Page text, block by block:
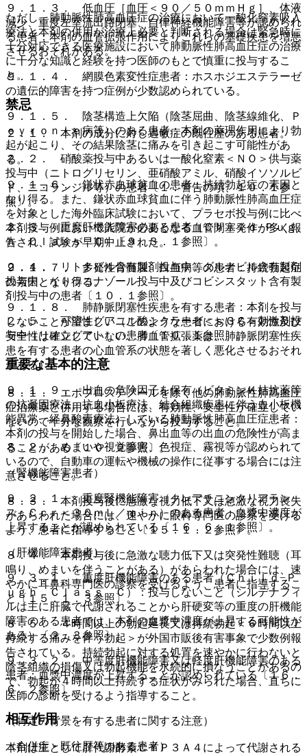
９．１．３． 低血圧［血圧＜９０／５０ｍｍＨｇ］、体液
減少、重度左室流出路閉塞、自律神経機能障害等が認められ
る患者：本剤の血管拡張作用によりこれらの基礎疾患を増悪
させるおそれがある。
９．１．４． 網膜色素変性症患者：ホスホジエステラーゼ
の遺伝的障害を持つ症例が少数認められている。
９．１．５． 陰茎構造上欠陥（陰茎屈曲、陰茎線維化、Ｐ
ｅｙｒｏｎｉｅ病等）のある患者：本剤の薬理作用により勃
起が起こり、その結果陰茎に痛みを引き起こす可能性があ
る。
９．１．６． 鎌状赤血球貧血の患者：持続勃起症の素因と
なり得る。また、鎌状赤血球貧血に伴う肺動脈性肺高血圧症
を対象とした海外臨床試験において、プラセボ投与例に比べ
本剤投与例において入院が必要となる血管閉塞発作が多く報
告され、試験が早期中止された。
９．１．７． 多発性骨髄腫、白血病等の患者：持続勃起症
の素因となり得る。
９．１．８． 肺静脈閉塞性疾患を有する患者：本剤を投与
しないことが望ましい（このような患者における有効性及び
安全性は確立していない、肺血管拡張薬は、肺静脈閉塞性疾
患を有する患者の心血管系の状態を著しく悪化させるおそれ
がある）。
９．１．９． 出血の危険因子を保有（ビタミンＫ拮抗薬等
の抗凝固療法、抗血小板療法、結合組織疾患に伴う血小板機
能異常、経鼻酸素療法）している肺動脈性肺高血圧症患者：
本剤の投与を開始した場合、鼻出血等の出血の危険性が高ま
ることがある〔１０．２参照〕。
（腎機能障害患者）
９．２．１． 重度腎機能障害（クレアチニンクリアラン
ス：Ｃｃｒ＜３０ｍＬ／ｍｉｎ）のある患者：血漿中濃度が
上昇することが認められている〔１６．６．１参照〕。
（肝機能障害患者）
９．３．１． 重度肝機能障害のある患者（Ｃｈｉｌｄ−Ｐ
ｕｇｈ Ｃｌａｓｓ Ｃ）：投与しないこと（シルデナフィ
ルは主に肝臓で代謝されることから肝硬変等の重度の肝機能
障害のある患者では、本剤の血漿中濃度が上昇する可能性が
ある）〔２．３参照〕。
９．３．２． 中等度肝機能障害又は軽度肝機能障害のある
患者：血漿中濃度が上昇することが認められている〔１６．
６．２参照〕。
相互作用
本剤は主として肝代謝酵素ＣＹＰ３Ａ４によって代謝される
ただし、肺動脈性肺高血圧症の治療において一酸化窒素吸入
療法と本剤の併用が治療上必要と判断される場合は緊急時に
十分対応できる医療施設において肺動脈性肺高血圧症の治療
に十分な知識と経験を持つ医師のもとで慎重に投与するこ
と。
禁忌
２．１． 本剤の成分に対し過敏症の既往歴のある患者。
２．２． 硝酸薬投与中あるいは一酸化窒素＜ＮＯ＞供与薬
投与中（ニトログリセリン、亜硝酸アミル、硝酸イソソルビ
ド、ニコランジル等）の患者〔１．警告の項、１０．１参
照〕。
２．３． 重度肝機能障害のある患者（Ｃｈｉｌｄ−Ｐｕｇ
ｈ Ｃｌａｓｓ Ｃ）〔９．３．１参照〕。
２．４． リトナビル含有製剤投与中、ダルナビル含有製剤
投与中、イトラコナゾール投与中及びコビシスタット含有製
剤投与中の患者〔１０．１参照〕。
２．５． 可溶性グアニル酸シクラーゼ＜ｓＧＣ＞刺激剤投
与中（リオシグアト）の患者〔１０．１参照〕。
重要な基本的注意
８．１． エポプロステノールを除く他の肺動脈性肺高血圧
症治療薬と併用する場合には、有効性、安全性が確立してい
ないので十分な観察を行いながら投与すること。
８．２． めまいや視覚障害、色視症、霧視等が認められて
いるので、自動車の運転や機械の操作に従事する場合には注
意させること。
８．３． 本剤投与後に急激な視力低下又は急激な視力喪失
があらわれた場合には、速やかに眼科専門医の診察を受ける
よう、患者に指導すること〔１５．１．２参照〕。
８．４． 本剤投与後に急激な聴力低下又は突発性難聴（耳
鳴り、めまいを伴うことがある）があらわれた場合には、速
やかに耳鼻科専門医の診察を受けるよう、患者に指導するこ
と〔１５．１．３参照〕。
８．５． ４時間以上の勃起延長又は持続勃起＜６時間以上
持続する痛みを伴う勃起＞が外国市販後有害事象で少数例報
告されている。持続勃起に対する処置を速やかに行わないと
陰茎組織の損傷又は勃起機能を永続的に損なうことがあるの
で、勃起が４時間以上持続する症状がみられた場合、直ちに
医師の診断を受けるよう指導すること。
（特定の背景を有する患者に関する注意）
（合併症・既往歴等のある患者）